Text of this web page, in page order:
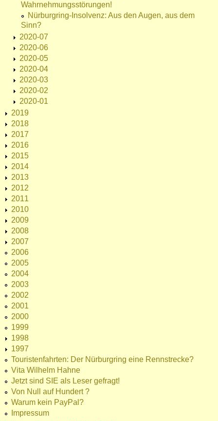
Wahrnehmungsstörungen!
Nürburgring-Insolvenz: Aus den Augen, aus dem
Sinn?
2020-07
2020-06
2020-05
2020-04
2020-03
2020-02
2020-01
2019
2018
2017
2016
2015
2014
2013
2012
2011
2010
2009
2008
2007
2006
2005
2004
2003
2002
2001
2000
1999
1998
1997
Touristenfahrten: Der Nürburgring eine Rennstrecke?
Vita Wilhelm Hahne
Jetzt sind SIE als Leser gefragt!
Von Null auf Hundert ?
Warum kein PayPal?
Impressum